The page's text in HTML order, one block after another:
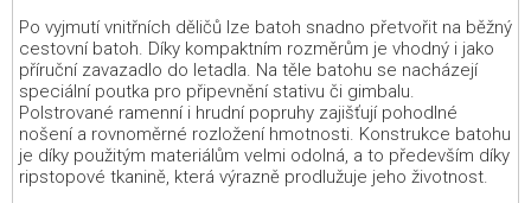
Po vyjmutí vnitřních děličů lze batoh snadno přetvořit na běžný
cestovní batoh. Díky kompaktním rozměrům je vhodný i jako
příruční zavazadlo do letadla. Na těle batohu se nacházejí
speciální poutka pro připevnění stativu či gimbalu.
Polstrované ramenní i hrudní popruhy zajišťují pohodlné
nošení a rovnoměrné rozložení hmotnosti. Konstrukce batohu
je díky použitým materiálům velmi odolná, a to především díky
ripstopové tkanině, která výrazně prodlužuje jeho životnost.